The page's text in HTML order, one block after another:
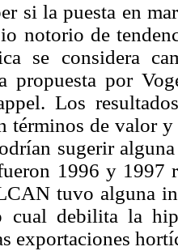
si la puesta en
notorio de
se considera
propuesta por
Los
términos de valor
sugerir
1996 y 1997
tuvo alguna
cual debilita la
exportaciones